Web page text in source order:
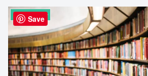
ライフスタイル
Save